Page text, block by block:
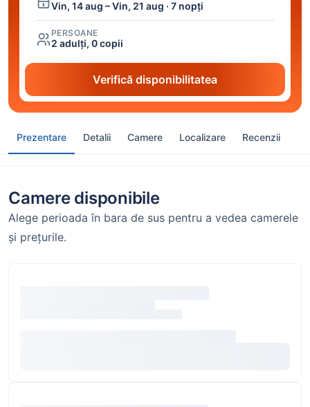
Vin, 14 aug – Vin, 21 aug · 7 nopți
PERSOANE
2 adulți, 0 copii
Verifică disponibilitatea
Prezentare Detalii Camere Localizare Recenzii
Camere disponibile
Alege perioada în bara de sus pentru a vedea camerele
și prețurile.